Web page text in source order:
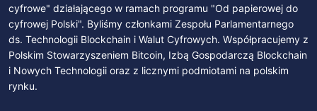
cyfrowe" działającego w ramach programu "Od papierowej do
cyfrowej Polski". Byliśmy członkami Zespołu Parlamentarnego
ds. Technologii Blockchain i Walut Cyfrowych. Współpracujemy z
Polskim Stowarzyszeniem Bitcoin, Izbą Gospodarczą Blockchain
i Nowych Technologii oraz z licznymi podmiotami na polskim
rynku.